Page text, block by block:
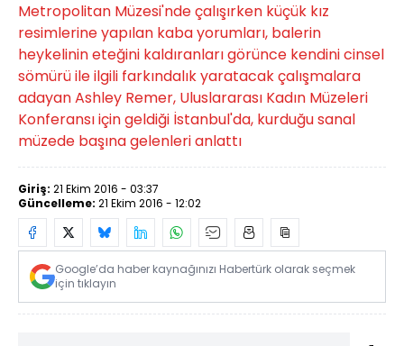
Metropolitan Müzesi'nde çalışırken küçük kız
resimlerine yapılan kaba yorumları, balerin
heykelinin eteğini kaldıranları görünce kendini cinsel
sömürü ile ilgili farkındalık yaratacak çalışmalara
adayan Ashley Remer, Uluslararası Kadın Müzeleri
Konferansı için geldiği İstanbul'da, kurduğu sanal
müzede başına gelenleri anlattı
Giriş: 21 Ekim 2016 - 03:37
Güncelleme: 21 Ekim 2016 - 12:02
Google’da haber kaynağınızı Habertürk olarak seçmek
için tıklayın